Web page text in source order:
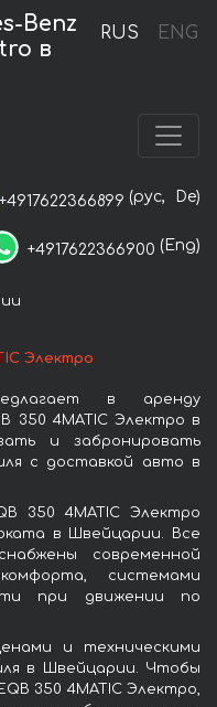
RUS ENG
Benz
в
+4917622366899 (рус, De)
+4917622366900 (Eng)
Электро
в аренду
350 4MATIC Электро в
и забронировать
с доставкой авто в
350 4MATIC Электро
в Швейцарии. Все
современной
системами
при движении по
и техническими
в Швейцарии. Чтобы
350 4MATIC Электро,